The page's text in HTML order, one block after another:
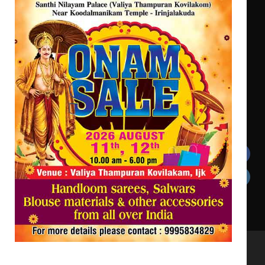
കവിതാ ചർച്ച കാട്ടൂർ, ടി. കെ.
ബാലൻ ഹാളിൽ 16ന്
ഇടത്തരം മഴയ്ക്കും കാറ്റിനും
സാധ്യത ഇരിങ്ങാലക്കുടയിൽ 4.4
മില്ലി മീറ്റർ മഴ ലഭിച്ചു
Get In Touch
Twitter Facebook
LinkedIn Instagram
YouTube
All Rights Reserved to irinjalakudalive.com Powered